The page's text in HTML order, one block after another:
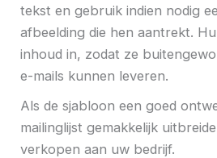
tekst en gebruik indien nodig
afbeelding die hen aantrekt.
inhoud in, zodat ze
e-mails kunnen leveren.
Als de sjabloon een goed
mailinglijst gemakkelijk
verkopen aan uw bedrijf.